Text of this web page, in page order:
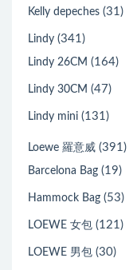
Kelly depeches (31)
Lindy (341)
Lindy 26CM (164)
Lindy 30CM (47)
Lindy mini (131)
Loewe 羅意威 (391)
Barcelona Bag (19)
Hammock Bag (53)
LOEWE 女包 (121)
LOEWE 男包 (30)